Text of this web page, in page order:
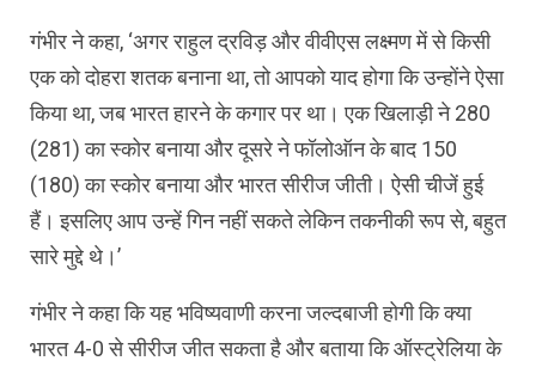
गंभीर ने कहा, ‘अगर राहुल द्रविड़ और वीवीएस लक्ष्मण में से किसी
एक को दोहरा शतक बनाना था, तो आपको याद होगा कि उन्होंने ऐसा
किया था, जब भारत हारने के कगार पर था। एक खिलाड़ी ने 280
(281) का स्कोर बनाया और दूसरे ने फॉलोऑन के बाद 150
(180) का स्कोर बनाया और भारत सीरीज जीती। ऐसी चीजें हुई
हैं। इसलिए आप उन्हें गिन नहीं सकते लेकिन तकनीकी रूप से, बहुत
सारे मुद्दे थे।’
गंभीर ने कहा कि यह भविष्यवाणी करना जल्दबाजी होगी कि क्या
भारत 4-0 से सीरीज जीत सकता है और बताया कि ऑस्ट्रेलिया के